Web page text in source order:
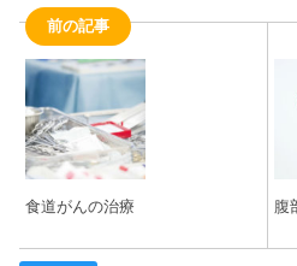
前の記事
食道がんの治療 腹